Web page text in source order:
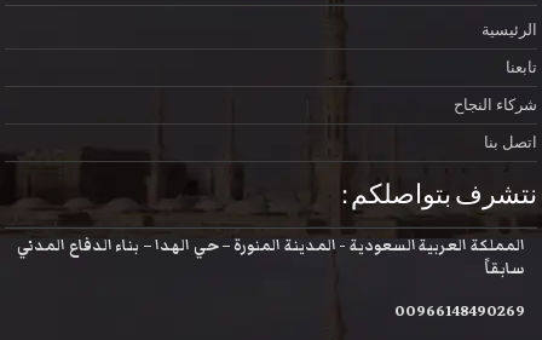
الرئيسية
تابعنا
شركاء النجاح
اتصل بنا
نتشرف بتواصلكم :
المملكة العربية السعودية - المدينة المنورة – حي الهدا – بناء الدفاع المدني
سابقاً
00966148490269